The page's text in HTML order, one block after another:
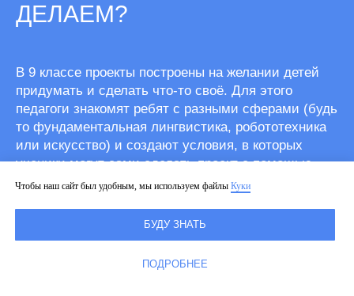
ДЕЛАЕМ?
В 9 классе проекты построены на желании детей
придумать и сделать что-то своё. Для этого
педагоги знакомят ребят с разными сферами (будь
то фундаментальная лингвистика, робототехника
или искусство) и создают условия, в которых
ученики могут сами сделать проект с помощью
каскадного метода.
Десятиклассники осваивают метод гибкого
академического эссе.
Чтобы наш сайт был удобным, мы используем файлы Куки
БУДУ ЗНАТЬ
ПОДРОБНЕЕ